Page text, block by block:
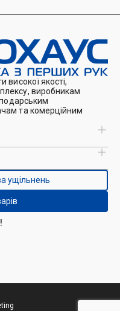
високої якості,
виробникам
та комерційним
ущільнень